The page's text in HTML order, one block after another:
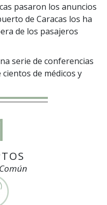
pasaron los anuncios
de Caracas los ha
de los pasajeros
serie de conferencias
de médicos y